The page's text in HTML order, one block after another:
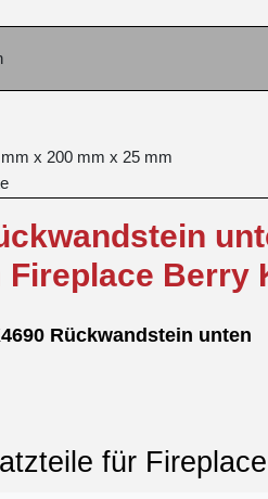
x 200 mm x 25 mm
Fireplace Berry
Rückwandstein unten
für